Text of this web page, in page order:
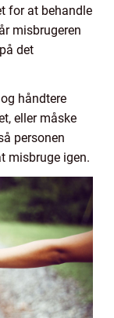
for at behandle
misbrugeren
det
håndtere
eller måske
personen
misbruge igen.